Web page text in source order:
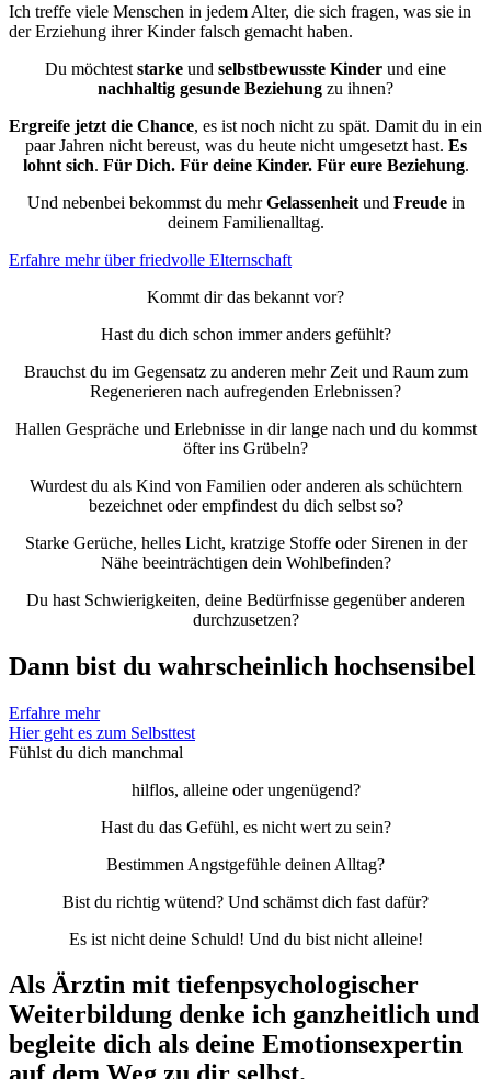
Ich treffe viele Menschen in jedem Alter, die sich fragen, was sie in
der Erziehung ihrer Kinder falsch gemacht haben.
Du möchtest starke und selbstbewusste Kinder und eine
nachhaltig gesunde Beziehung zu ihnen?
Ergreife jetzt die Chance, es ist noch nicht zu spät. Damit du in ein
paar Jahren nicht bereust, was du heute nicht umgesetzt hast. Es
lohnt sich. Für Dich. Für deine Kinder.Für eure Beziehung.
Und nebenbei bekommst du mehrGelassenheitund Freudein
deinem Familienalltag.
Erfahre mehr über friedvolle Elternschaft
Kommt dir das bekannt vor?
Hast du dich schon immer anders gefühlt?
Brauchst du im Gegensatz zu anderen mehr Zeit und Raum zum
Regenerieren nach aufregenden Erlebnissen?
Hallen Gespräche und Erlebnisse in dir lange nach und du kommst
öfter ins Grübeln?
Wurdest du als Kind von Familien oder anderen als schüchtern
bezeichnet oder empfindest du dich selbst so?
Starke Gerüche, helles Licht, kratzige Stoffe oder Sirenen in der
Nähe beeinträchtigen dein Wohlbefinden?
Du hast Schwierigkeiten, deine Bedürfnisse gegenüber anderen
durchzusetzen?
Dann bist du wahrscheinlich hochsensibel
Erfahre mehr
Hier geht es zum Selbsttest
Fühlst du dich manchmal
hilflos, alleine oder ungenügend?
Hast du das Gefühl, es nicht wert zu sein?
Bestimmen Angstgefühle deinen Alltag?
Bist du richtig wütend? Und schämst dich fast dafür?
Es ist nicht deine Schuld! Und du bist nicht alleine!
Als Ärztin mit tiefenpsychologischer
Weiterbildung denke ich ganzheitlich und
begleite dich als deine Emotionsexpertin